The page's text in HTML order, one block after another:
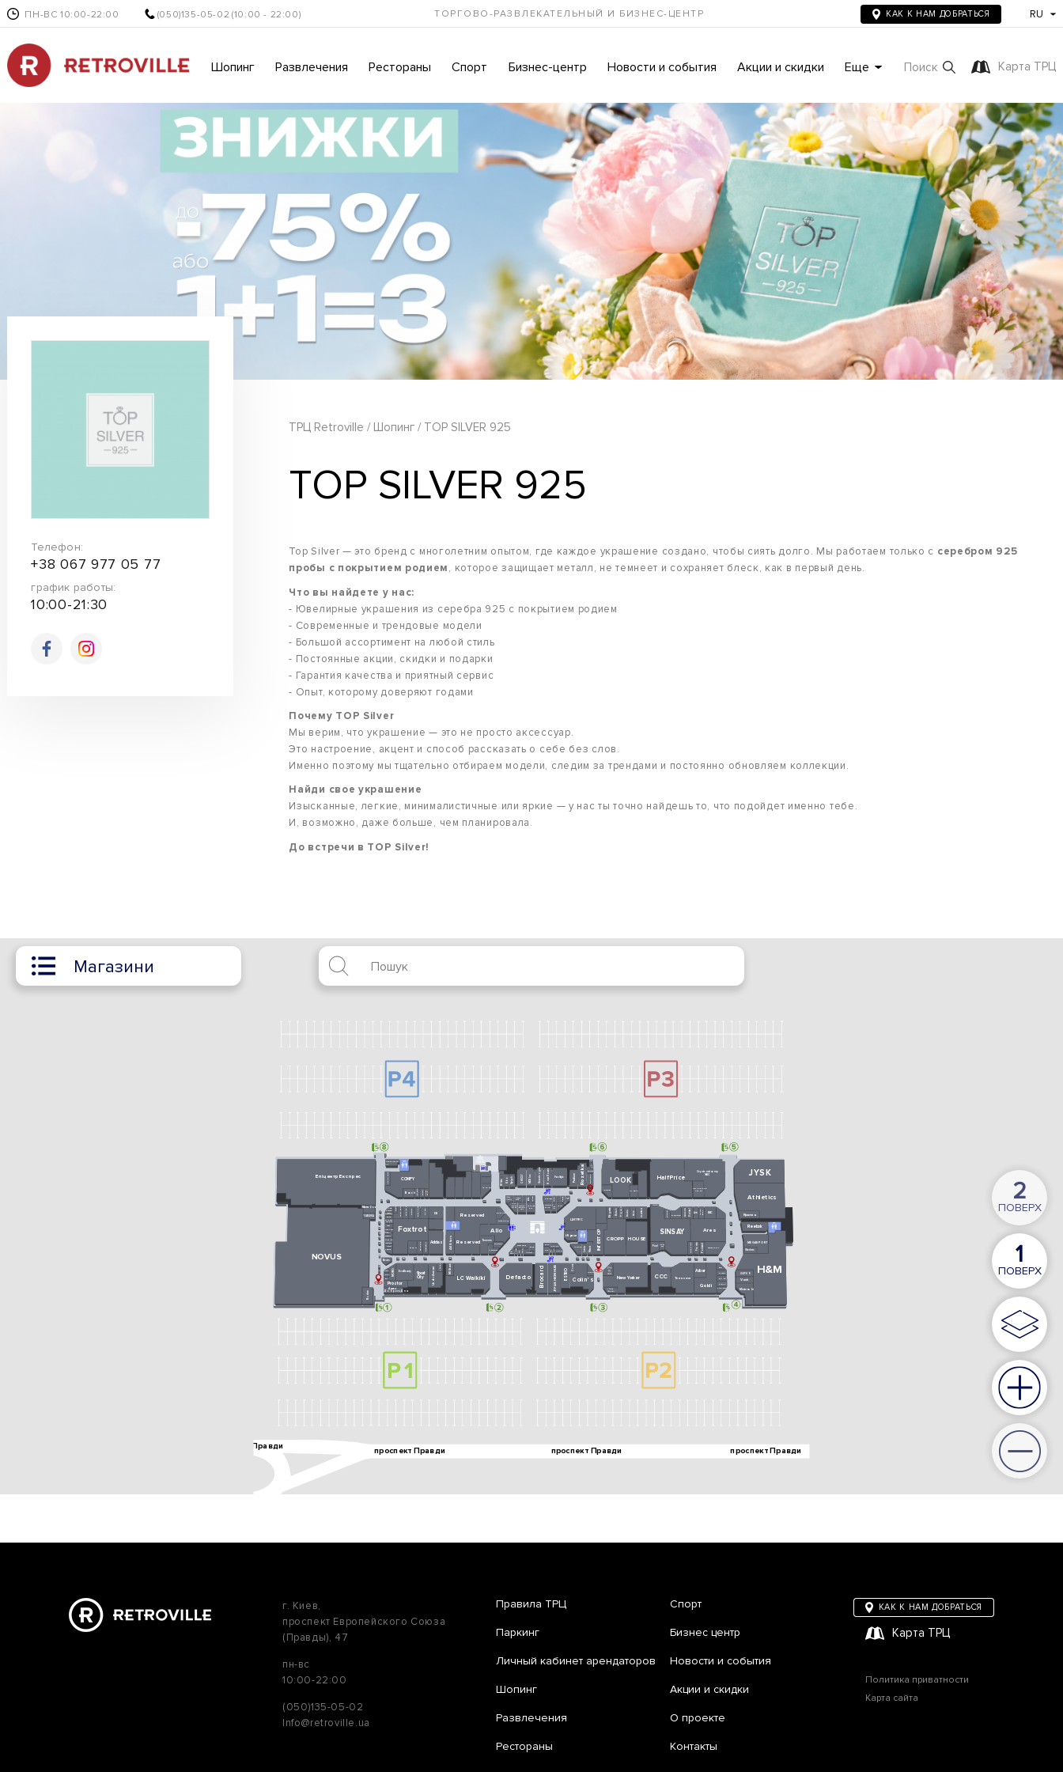
ПН-ВС 10:00-22:00 (050)135-05-02 (10:00 - 22:00) ТОРГОВО-РАЗВЛЕКАТЕЛЬНЫЙ И БИЗНЕС-ЦЕНТР КАК К НАМ ДОБРАТЬСЯ RU
Шопинг Развлечения Рестораны Спорт Бизнес-центр Новости и события Акции и скидки Еще Поиск Карта ТРЦ
Телефон:
+38 067 977 05 77
график работы:
10:00-21:30
ТРЦ Retroville Шопинг TOP SILVER 925
TOP SILVER 925
Top Silver — это бренд с многолетним опытом, где каждое украшение создано, чтобы сиять долго. Мы работаем только с серебром 925
пробы с покрытием родием, которое защищает металл, не темнеет и сохраняет блеск, как в первый день.
Что вы найдете у нас:
- Ювелирные украшения из серебра 925 с покрытием родием
- Современные и трендовые модели
- Большой ассортимент на любой стиль
- Постоянные акции, скидки и подарки
- Гарантия качества и приятный сервис
- Опыт, которому доверяют годами
Почему TOP Silver
Мы верим, что украшение — это не просто аксессуар.
Это настроение, акцент и способ рассказать о себе без слов.
Именно поэтому мы тщательно отбираем модели, следим за трендами и постоянно обновляем коллекции.
Найди свое украшение
Изысканные, легкие, минималистичные или яркие — у нас ты точно найдешь то, что подойдет именно тебе.
И, возможно, даже больше, чем планировала.
До встречи в TOP Silver!
г. Киев,
проспект Европейского Союза
(Правды), 47
пн-вс
10:00-22:00
(050)135-05-02
Info@retroville.ua
Правила ТРЦ
Паркинг
Личный кабинет арендаторов
Шопинг
Развлечения
Рестораны
Спорт
Бизнес центр
Новости и события
Акции и скидки
О проекте
Контакты
КАК К НАМ ДОБРАТЬСЯ
Карта ТРЦ
Политика приватности
Карта сайта